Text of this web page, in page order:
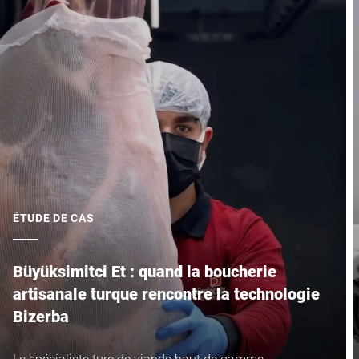
Code postal *
Ville *
Pays *
Votre demande *
ÉTUDE DE CAS
Büyüksimitci Et : quand la boucherie
artisanale turque rencontre la technologie
Bizerba